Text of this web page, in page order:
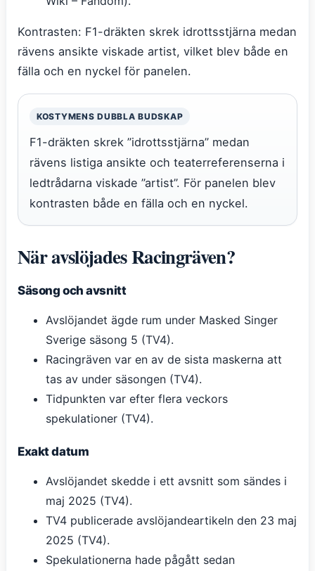
Kontrasten: F1-dräkten skrek idrottsstjärna medan
rävens ansikte viskade artist, vilket blev både en
fälla och en nyckel för panelen.
KOSTYMENS DUBBLA BUDSKAP
F1-dräkten skrek ”idrottsstjärna” medan
rävens listiga ansikte och teaterreferenserna i
ledtrådarna viskade ”artist”. För panelen blev
kontrasten både en fälla och en nyckel.
När avslöjades Racingräven?
Säsong och avsnitt
Avslöjandet ägde rum under Masked Singer
Sverige säsong 5 (TV4).
Racingräven var en av de sista maskerna att
tas av under säsongen (TV4).
Tidpunkten var efter flera veckors
spekulationer (TV4).
Exakt datum
Avslöjandet skedde i ett avsnitt som sändes i
maj 2025 (TV4).
TV4 publicerade avslöjandeartikeln den 23 maj
2025 (TV4).
Spekulationerna hade pågått sedan